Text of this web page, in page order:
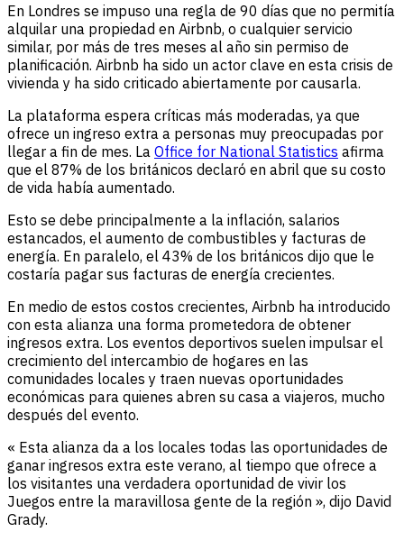
En Londres se impuso una regla de 90 días que no permitía
alquilar una propiedad en Airbnb, o cualquier servicio
similar, por más de tres meses al año sin permiso de
planificación. Airbnb ha sido un actor clave en esta crisis de
vivienda y ha sido criticado abiertamente por causarla.
La plataforma espera críticas más moderadas, ya que
ofrece un ingreso extra a personas muy preocupadas por
llegar a fin de mes. La Office for National Statistics afirma
que el 87% de los británicos declaró en abril que su costo
de vida había aumentado.
Esto se debe principalmente a la inflación, salarios
estancados, el aumento de combustibles y facturas de
energía. En paralelo, el 43% de los británicos dijo que le
costaría pagar sus facturas de energía crecientes.
En medio de estos costos crecientes, Airbnb ha introducido
con esta alianza una forma prometedora de obtener
ingresos extra. Los eventos deportivos suelen impulsar el
crecimiento del intercambio de hogares en las
comunidades locales y traen nuevas oportunidades
económicas para quienes abren su casa a viajeros, mucho
después del evento.
« Esta alianza da a los locales todas las oportunidades de
ganar ingresos extra este verano, al tiempo que ofrece a
los visitantes una verdadera oportunidad de vivir los
Juegos entre la maravillosa gente de la región », dijo David
Grady.